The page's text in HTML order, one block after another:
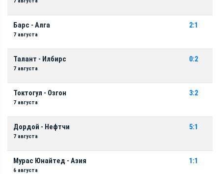
Барс - Алга
7 августа
2:1
Талант - Илбирс
7 августа
0:2
Токтогул - Озгон
7 августа
3:2
Дордой - Нефтчи
7 августа
5:1
Мурас Юнайтед - Азия
6 августа
1:1